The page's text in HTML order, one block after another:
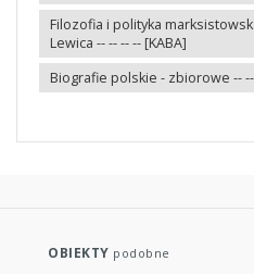
Filozofia i polityka
Lewica -- -- -- -- [KABA]
Biografie polskie - zbiorowe -- --
OBIEKTY podobne